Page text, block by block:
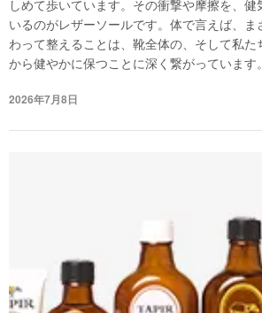
2026年7月8日
しめて歩いています。その衝撃や摩擦を、
いるのがレザーソールです。体で言えば、
わって整えることは、靴全体の、そして私た
から健やかに保つことに深く繋がっています。